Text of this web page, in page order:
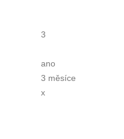
3
ano
3 měsíce
x